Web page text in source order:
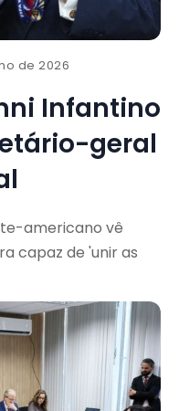
de 2026
Infantino
geral
americano vê
capaz de 'unir as